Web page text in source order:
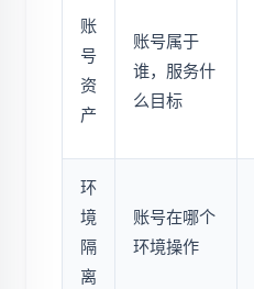
账
号
资
产
账号属于
谁，服务什
么目标
环
境
隔
离
账号在哪个
环境操作